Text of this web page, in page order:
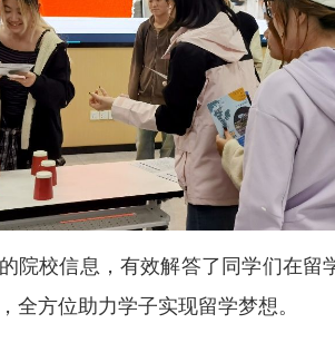
院校信息，有效解答了同学们在
全方位助力学子实现留学梦想。